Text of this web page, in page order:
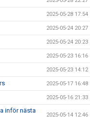
2025-05-28 17:54
2025-05-24 20:27
2025-05-24 20:23
2025-05-23 16:16
2025-05-23 14:12
2025-05-17 16:48
2025-05-16 21:33
inför nästa
2025-05-14 12:46